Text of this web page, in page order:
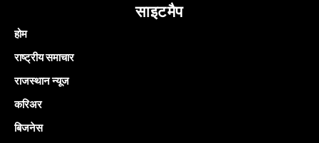
साइटमैप
होम
राष्ट्रीय समाचार
राजस्थान न्यूज
करिअर
बिजनेस